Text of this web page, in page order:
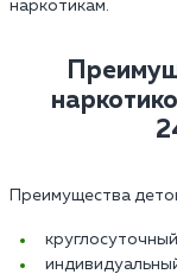
наркотикам.
Преимущества